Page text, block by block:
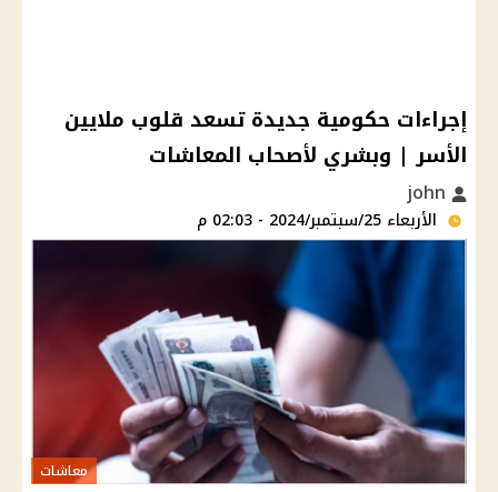
إجراءات حكومية جديدة تسعد قلوب ملايين
الأسر | وبشري لأصحاب المعاشات
الأربعاء 25/سبتمبر/2024 - 02:03 م
معاشات